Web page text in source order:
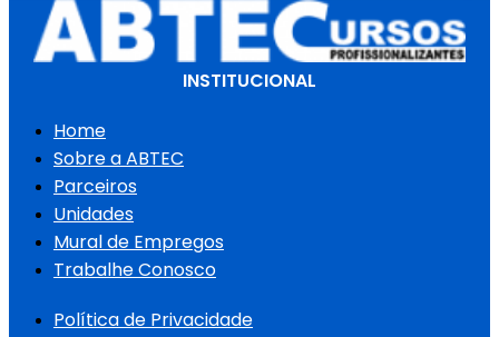
INSTITUCIONAL
Home
Sobre a ABTEC
Parceiros
Unidades
Mural de Empregos
Trabalhe Conosco
Política de Privacidade